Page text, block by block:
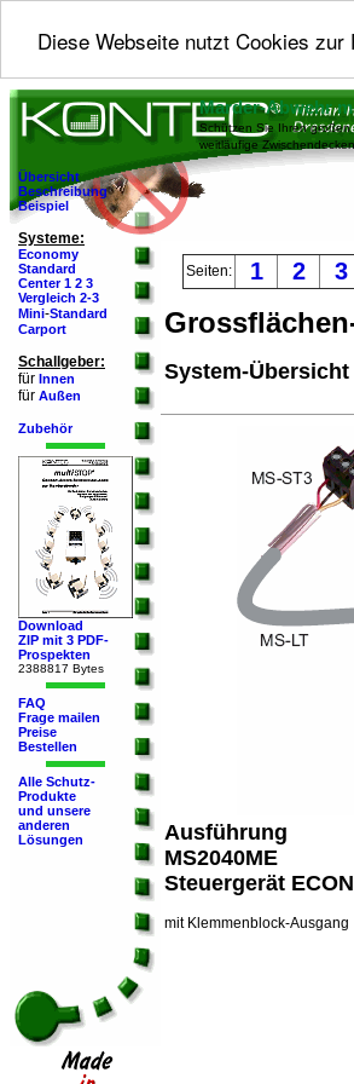
Diese Webseite nutzt Cookies zur
Marder-Abwehr
Schützen Sie Ihren
weitläufige
Übersicht
Beschreibung
Beispiel
Systeme:
Economy
Standard
Center 1 2 3
Vergleich 2-3
Mini-Standard
Carport
Schallgeber:
für Innen
für Außen
Zubehör
Download
ZIP mit 3 PDF-
Prospekten
2388817 Bytes
FAQ
Frage mailen
Preise
Bestellen
Alle Schutz-
Produkte
und unsere
anderen
Lösungen
Seiten: 1 2 3
System-Übersicht
Ausführung
MS2040ME
Steuergerät
mit Klemmenblock-Ausgang